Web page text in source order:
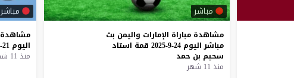
مباشر
مشاهدة مباراة الإمارات واليمن بث
مباشر اليوم 24-9-2025 قمة استاد
سحيم بن حمد
منذ 11 شهر
مباشر
مشاهدة
اليوم 21-9-2025
منذ 11 شهر